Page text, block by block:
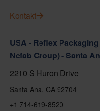
Kontakt
USA - Reflex
Nefab Group) - Santa
2210 S Huron Drive
Santa Ana, CA 92704
+1 714-619-8520